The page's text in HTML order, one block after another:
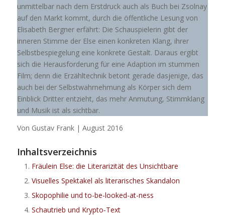
unmittelbar nach dem Erstdruck auch als Buch bei Zsolnay
auf den Markt kommt, durch die öffentliche Lesung von
Elisabeth Bergner erfährt: Die Schauspielerin gibt der
inneren Stimme der Else einen konkreten Klang, ihrer
Selbstbespiegelung eine konkrete Gestalt. Daraus ergibt
sich die Herausforderung für eine Adaption im stummen
Film; denn die Erzähltechnik betont gerade dasjenige, das
auch bei der Selbstwahrnehmung als Körper sich dem
Einblick Dritter entzieht, das mehr Anmutung, Stimmklang
und Musik ist als sichtbar.
Von Gustav Frank | August 2016
Inhaltsverzeichnis
Fräulein Else: die Literarizität des Unsichtbare
Visuelles Spektakel als literarisches Skandalon
Skopophilie und to-be-looked-at-ness
Schautrieb und Krypto-Text